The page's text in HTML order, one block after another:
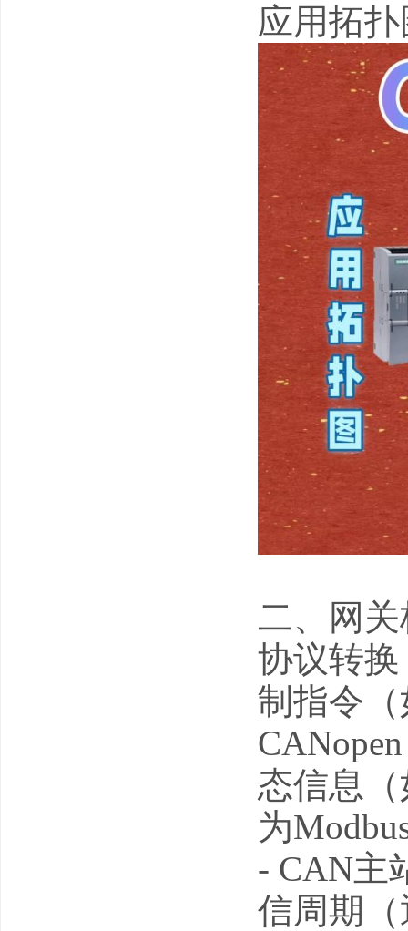
应用拓扑
二、网
协议转换
制指令
态信息
为
- CAN主
信周期